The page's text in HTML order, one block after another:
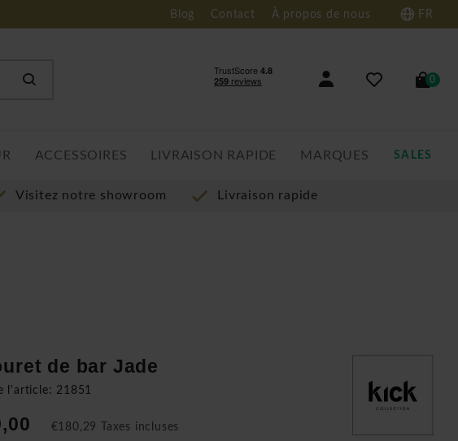
Blog Contact À propos de nous FR
0
ACCESSOIRES LIVRAISON RAPIDE MARQUES SALES
Visitez notre showroom Livraison rapide
de bar Jade
l'article: 21851
€180,29 Taxes incluses